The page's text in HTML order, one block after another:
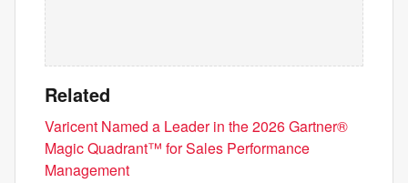
Related
Varicent Named a Leader in the 2026 Gartner®
Magic Quadrant™ for Sales Performance
Management